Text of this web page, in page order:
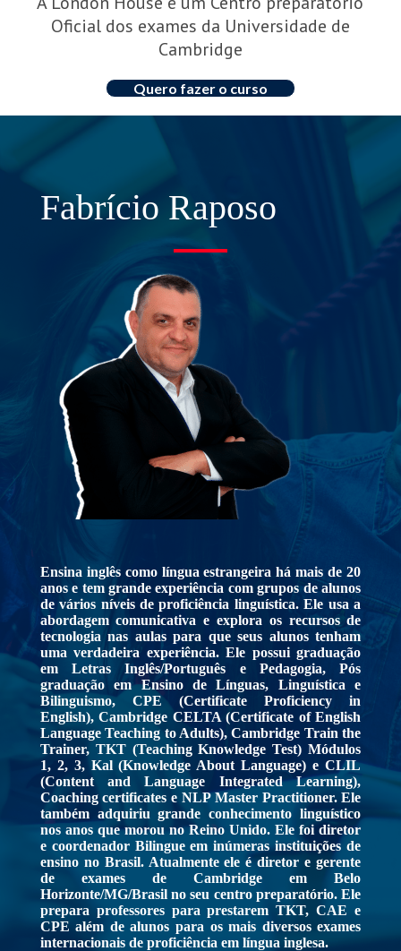
Oficial dos exames da Universidade de
Cambridge
Quero fazer o curso
Fabrício Raposo
Ensina inglês como língua estrangeira há mais de 20
anos e tem grande experiência com grupos de alunos
de vários níveis de proficiência linguística. Ele usa a
abordagem comunicativa e explora os recursos de
tecnologia nas aulas para que seus alunos tenham
uma verdadeira experiência. Ele possui graduação
em Letras Inglês/Português e Pedagogia, Pós
graduação em Ensino de Línguas, Linguística e
Bilinguismo, CPE (Certificate Proficiency in
English), Cambridge CELTA (Certificate of English
Language Teaching to Adults), Cambridge Train the
Trainer, TKT (Teaching Knowledge Test) Módulos
1, 2, 3, Kal (Knowledge About Language) e CLIL
(Content and Language Integrated Learning),
Coaching certificates e NLP Master Practitioner. Ele
também adquiriu grande conhecimento linguístico
nos anos que morou no Reino Unido. Ele foi diretor
e coordenador Bilingue em inúmeras instituições de
ensino no Brasil. Atualmente ele é diretor e gerente
de exames de Cambridge em Belo
Horizonte/MG/Brasil no seu centro preparatório. Ele
prepara professores para prestarem TKT, CAE e
CPE além de alunos para os mais diversos exames
internacionais de proficiência em língua inglesa.